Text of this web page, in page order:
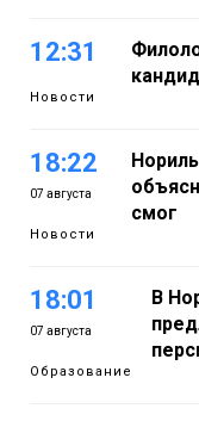
12:31
Новости
18:22
07 августа
Новости
смог
18:01
07 августа
Образование
В